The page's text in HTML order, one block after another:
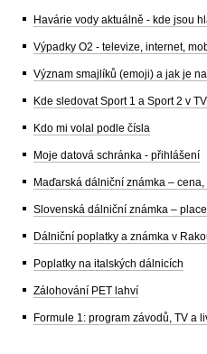
Havárie vody aktuálně - kde jsou
Výpadky O2 - televize, internet,
Význam smajlíků (emoji) a jak je
Kde sledovat Sport 1 a Sport 2 v TV
Kdo mi volal podle čísla
Moje datová schránka - přihlášení
Maďarská dálniční známka –
Slovenská dálniční známka –
Dálniční poplatky a známka v
Poplatky na italských dálnicích
Zálohování PET lahví
Formule 1: program závodů, TV a